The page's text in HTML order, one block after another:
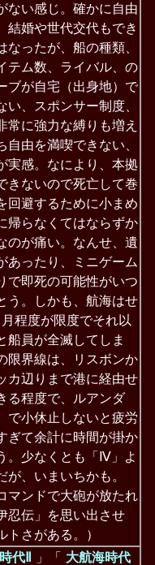
ない感じ。確かに自由
結婚や世代交代もでき
なったが、船の種類、
テム数、ライバル、の
ブが自宅（出身地）で
い、スポンサー制度、
常に強力な縛りも増え
自由を満喫できない、
実感。なにより、本拠
きないので死亡して巻
回避するために小まめ
帰らなくてはならずか
のが痛い。なんせ、遺
あったり、ミニゲーム
で即死の可能性がいつ
う。しかも、航海はせ
程度が限度でそれ以
船員が全滅してしま
限界線は、リスボンか
カ辺りまで港に経由せ
る程度で、ルアンダ
で小休止しないと疲労
ぎて余計に時間が掛か
。少なくとも「Ⅳ」よ
が、いまいちかも。
マンドで大砲が放たれ
忍伝」を思い出させ
トさがある。）
代Ⅱ 」「
大航海時代